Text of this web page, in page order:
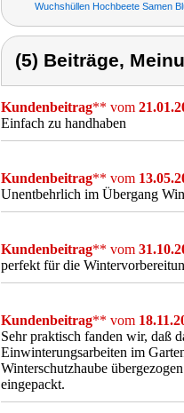
Wuchshüllen Hochbeete Samen
(5) Beiträge,
Kundenbeitrag** vom
Einfach zu handhaben
Kundenbeitrag** vom
Unentbehrlich im Übergang
Kundenbeitrag** vom
perfekt für die
Kundenbeitrag** vom
Sehr praktisch fanden wir, daß
Einwinterungsarbeiten im
Winterschutzhaube
eingepackt.